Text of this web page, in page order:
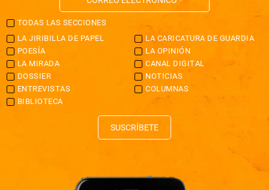
TODAS LAS SECCIONES
LA JIRIBILLA DE PAPEL
LA CARICATURA DE GUARDIA
POESÍA
LA OPINIÓN
LA MIRADA
CANAL DIGITAL
DOSSIER
NOTICIAS
ENTREVISTAS
COLUMNAS
BIBLIOTECA
SUSCRÍBETE